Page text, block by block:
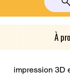
À
impression 3D